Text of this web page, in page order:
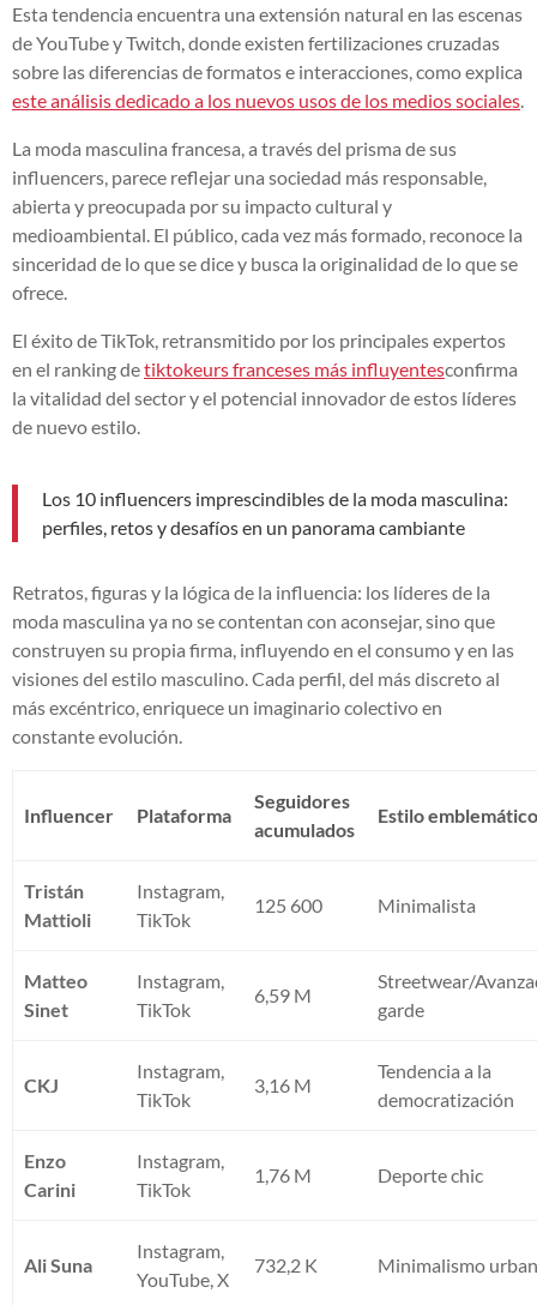
Esta tendencia encuentra una extensión natural en las escenas
de YouTube y Twitch, donde existen fertilizaciones cruzadas
sobre las diferencias de formatos e interacciones, como explica
este análisis dedicado a los nuevos usos de los medios sociales
La moda masculina francesa, a través del prisma de sus
influencers, parece reflejar una sociedad más responsable,
abierta y preocupada por su impacto cultural y
medioambiental. El público, cada vez más formado, reconoce la
sinceridad de lo que se dice y busca la originalidad de lo que se
ofrece.
El éxito de TikTok, retransmitido por los principales expertos
en el ranking detiktokeurs franceses más influyentesconfirma
la vitalidad del sector y el potencial innovador de estos líderes
de nuevo estilo.
Los 10 influencers imprescindibles de la moda masculina:
perfiles, retos y desafíos en un panorama cambiante
Retratos, figuras y la lógica de la influencia: los líderes de la
moda masculina ya no se contentan con aconsejar, sino que
construyen su propia firma, influyendo en el consumo y en las
visiones del estilo masculino. Cada perfil, del más discreto al
más excéntrico, enriquece un imaginario colectivo en
constante evolución.
Influencer Plataforma
Seguidores
acumulados
Estilo
Tristán
Mattioli
Instagram,
TikTok
125 600 Minimalista
Matteo
Sinet
Instagram,
TikTok
6,59 M
Streetwear/
garde
CKJ
Instagram,
TikTok
3,16 M
Tendencia a la
democratización
Enzo
Carini
Instagram,
TikTok
1,76 M Deporte chic
Ali Suna
Instagram,
YouTube, X
732,2 K Minimalismo